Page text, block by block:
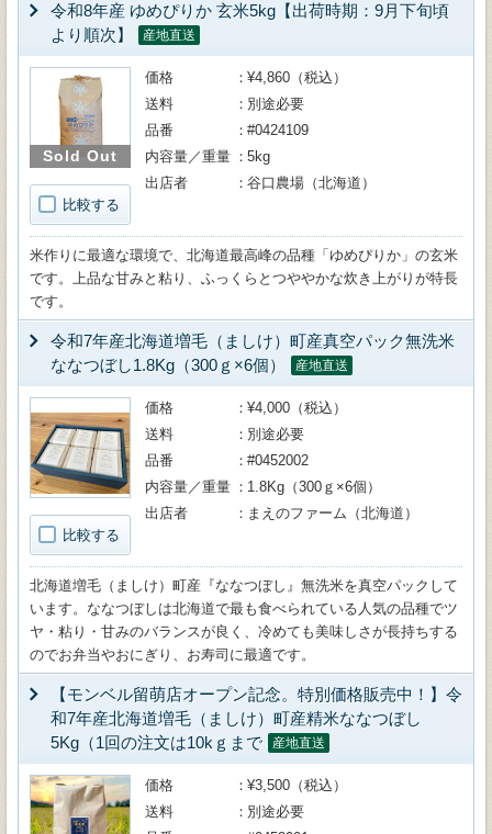
令和8年産 ゆめぴりか 玄米5kg【出荷時期：9月下旬頃
より順次】
産地直送
Sold Out
比較する
価格
¥4,860（税込）
送料
別途必要
品番
#0424109
内容量／重量
5kg
出店者
谷口農場（北海道）
米作りに最適な環境で、北海道最高峰の品種「ゆめぴりか」の玄米
です。上品な甘みと粘り、ふっくらとつややかな炊き上がりが特長
です。
令和7年産北海道増毛（ましけ）町産真空パック無洗米
ななつぼし1.8Kg（300ｇ×6個）
産地直送
比較する
価格
¥4,000（税込）
送料
別途必要
品番
#0452002
内容量／重量
1.8Kg（300ｇ×6個）
出店者
まえのファーム（北海道）
北海道増毛（ましけ）町産『ななつぼし』無洗米を真空パックして
います。ななつぼしは北海道で最も食べられている人気の品種でツ
ヤ・粘り・甘みのバランスが良く、冷めても美味しさが長持ちする
のでお弁当やおにぎり、お寿司に最適です。
【モンベル留萌店オープン記念。特別価格販売中！】令
和7年産北海道増毛（ましけ）町産精米ななつぼし
5Kg（1回の注文は10kｇまで
産地直送
価格
¥3,500（税込）
送料
別途必要